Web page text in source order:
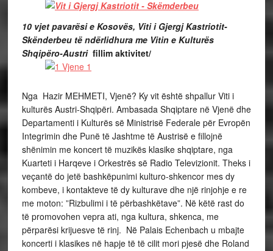
10 vjet pavarësi e Kosovës, Viti i Gjergj Kastriotit-
Skënderbeu të ndërlidhura me Vitin e Kulturës
Shqipëro-Austri fillim aktivitet/
Nga Hazir MEHMETI, Vjenë? Ky vit është shpallur Viti i
kulturës Austri-Shqipëri. Ambasada Shqiptare në Vjenë dhe
Departamenti i Kulturës së Ministrisë Federale për Evropën
Integrimin dhe Punë të Jashtme të Austrisë e fillojnë
shënimin me koncert të muzikës klasike shqiptare, nga
Kuarteti i Harqeve i Orkestrës së Radio Televizionit. Theks i
veçantë do jetë bashkëpunimi kulturo-shkencor mes dy
kombeve, i kontakteve të dy kulturave dhe një rinjohje e re
me moton: ”Rizbulimi i të përbashkëtave”. Në këtë rast do
të promovohen vepra ati, nga kultura, shkenca, me
përparësi krijuesve të rinj. Në Palais Echenbach u mbajte
koncerti i klasikes në hapje të të cilit mori pjesë dhe Roland